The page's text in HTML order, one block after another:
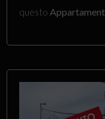
questo